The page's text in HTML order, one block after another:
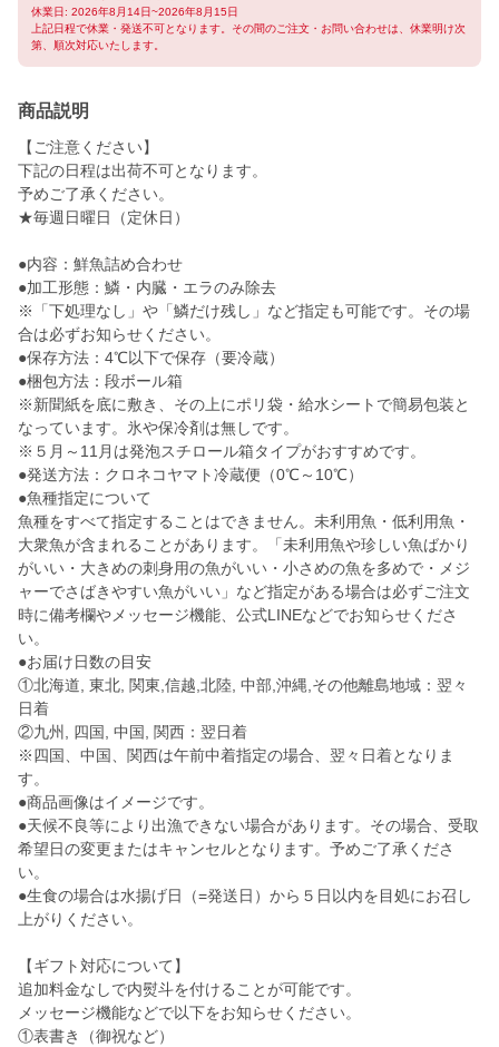
休業日: 2026年8月14日~2026年8月15日
上記日程で休業・発送不可となります。その間のご注文・お問い合わせは、休業明け次
第、順次対応いたします。
商品説明
【ご注意ください】
下記の日程は出荷不可となります。
予めご了承ください。
★毎週日曜日（定休日）
●内容：鮮魚詰め合わせ
●加工形態：鱗・内臓・エラのみ除去
※「下処理なし」や「鱗だけ残し」など指定も可能です。その場
合は必ずお知らせください。
●保存方法：4℃以下で保存（要冷蔵）
●梱包方法：段ボール箱
※新聞紙を底に敷き、その上にポリ袋・給水シートで簡易包装と
なっています。氷や保冷剤は無しです。
※５月～11月は発泡スチロール箱タイプがおすすめです。
●発送方法：クロネコヤマト冷蔵便（0℃～10℃）
●魚種指定について
魚種をすべて指定することはできません。未利用魚・低利用魚・
大衆魚が含まれることがあります。「未利用魚や珍しい魚ばかり
がいい・大きめの刺身用の魚がいい・小さめの魚を多めで・メジ
ャーでさばきやすい魚がいい」など指定がある場合は必ずご注文
時に備考欄やメッセージ機能、公式LINEなどでお知らせくださ
い。
●お届け日数の目安
①北海道, 東北, 関東,信越,北陸, 中部,沖縄,その他離島地域：翌々
日着
②九州, 四国, 中国, 関西：翌日着
※四国、中国、関西は午前中着指定の場合、翌々日着となりま
す。
●商品画像はイメージです。
●天候不良等により出漁できない場合があります。その場合、受取
希望日の変更またはキャンセルとなります。予めご了承くださ
い。
●生食の場合は水揚げ日（=発送日）から５日以内を目処にお召し
上がりください。
【ギフト対応について】
追加料金なしで内熨斗を付けることが可能です。
メッセージ機能などで以下をお知らせください。
①表書き（御祝など）